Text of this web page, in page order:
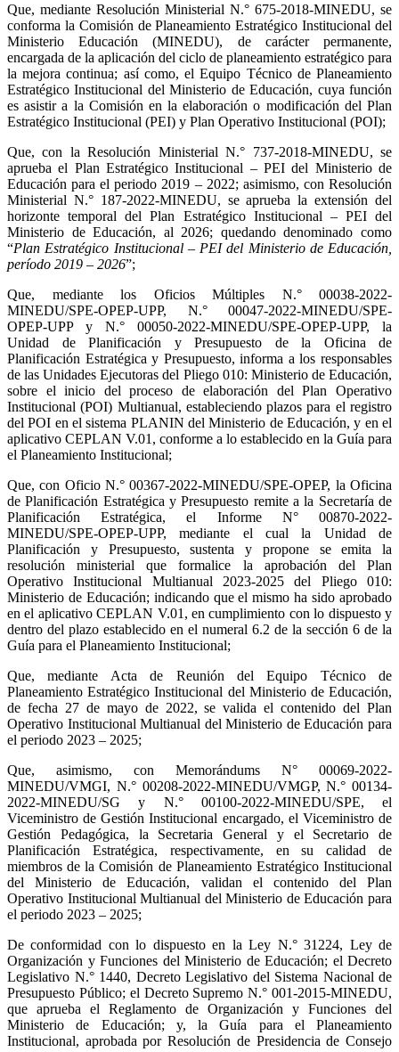
Que, mediante Resolución Ministerial N.° 675-2018-MINEDU, se
conforma la Comisión de Planeamiento Estratégico Institucional del
Ministerio Educación (MINEDU), de carácter permanente,
encargada de la aplicación del ciclo de planeamiento estratégico para
la mejora continua; así como, el Equipo Técnico de Planeamiento
Estratégico Institucional del Ministerio de Educación, cuya función
es asistir a la Comisión en la elaboración o modificación del Plan
Estratégico Institucional (PEI) y Plan Operativo Institucional (POI);
Que, con la Resolución Ministerial N.° 737-2018-MINEDU, se
aprueba el Plan Estratégico Institucional – PEI del Ministerio de
Educación para el periodo 2019 – 2022; asimismo, con Resolución
Ministerial N.° 187-2022-MINEDU, se aprueba la extensión del
horizonte temporal del Plan Estratégico Institucional – PEI del
Ministerio de Educación, al 2026; quedando denominado como
“Plan Estratégico Institucional – PEI del Ministerio de Educación,
período 2019 – 2026”;
Que, mediante los Oficios Múltiples N.° 00038-2022-
MINEDU/SPE-OPEP-UPP, N.° 00047-2022-MINEDU/SPE-
OPEP-UPP y N.° 00050-2022-MINEDU/SPE-OPEP-UPP, la
Unidad de Planificación y Presupuesto de la Oficina de
Planificación Estratégica y Presupuesto, informa a los responsables
de las Unidades Ejecutoras del Pliego 010: Ministerio de Educación,
sobre el inicio del proceso de elaboración del Plan Operativo
Institucional (POI) Multianual, estableciendo plazos para el registro
del POI en el sistema PLANIN del Ministerio de Educación, y en el
aplicativo CEPLAN V.01, conforme a lo establecido en la Guía para
el Planeamiento Institucional;
Que, con Oficio N.° 00367-2022-MINEDU/SPE-OPEP, la Oficina
de Planificación Estratégica y Presupuesto remite a la Secretaría de
Planificación Estratégica, el Informe N° 00870-2022-
MINEDU/SPE-OPEP-UPP, mediante el cual la Unidad de
Planificación y Presupuesto, sustenta y propone se emita la
resolución ministerial que formalice la aprobación del Plan
Operativo Institucional Multianual 2023-2025 del Pliego 010:
Ministerio de Educación; indicando que el mismo ha sido aprobado
en el aplicativo CEPLAN V.01, en cumplimiento con lo dispuesto y
dentro del plazo establecido en el numeral 6.2 de la sección 6 de la
Guía para el Planeamiento Institucional;
Que, mediante Acta de Reunión del Equipo Técnico de
Planeamiento Estratégico Institucional del Ministerio de Educación,
de fecha 27 de mayo de 2022, se valida el contenido del Plan
Operativo Institucional Multianual del Ministerio de Educación para
el periodo 2023 – 2025;
Que, asimismo, con Memorándums N° 00069-2022-
MINEDU/VMGI, N.° 00208-2022-MINEDU/VMGP, N.° 00134-
2022-MINEDU/SG y N.° 00100-2022-MINEDU/SPE, el
Viceministro de Gestión Institucional encargado, el Viceministro de
Gestión Pedagógica, la Secretaria General y el Secretario de
Planificación Estratégica, respectivamente, en su calidad de
miembros de la Comisión de Planeamiento Estratégico Institucional
del Ministerio de Educación, validan el contenido del Plan
Operativo Institucional Multianual del Ministerio de Educación para
el periodo 2023 – 2025;
De conformidad con lo dispuesto en la Ley N.° 31224, Ley de
Organización y Funciones del Ministerio de Educación; el Decreto
Legislativo N.° 1440, Decreto Legislativo del Sistema Nacional de
Presupuesto Público; el Decreto Supremo N.° 001-2015-MINEDU,
que aprueba el Reglamento de Organización y Funciones del
Ministerio de Educación; y, la Guía para el Planeamiento
Institucional, aprobada por Resolución de Presidencia de Consejo